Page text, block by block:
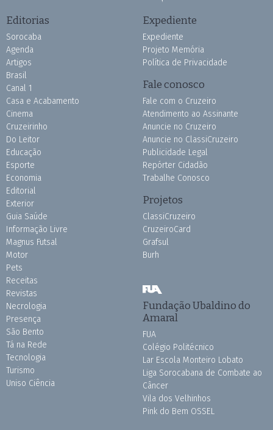
Editorias
Sorocaba
Agenda
Artigos
Brasil
Canal 1
Casa e Acabamento
Cinema
Cruzeirinho
Do Leitor
Educação
Esporte
Economia
Editorial
Exterior
Guia Saúde
Informação Livre
Magnus Futsal
Motor
Pets
Receitas
Revistas
Necrologia
Presença
São Bento
Tá na Rede
Tecnologia
Turismo
Uniso Ciência
Expediente
Expediente
Projeto Memória
Política de Privacidade
Fale conosco
Fale com o Cruzeiro
Atendimento ao Assinante
Anuncie no Cruzeiro
Anuncie no ClassiCruzeiro
Publicidade Legal
Repórter Cidadão
Trabalhe Conosco
Projetos
ClassiCruzeiro
CruzeiroCard
Grafsul
Burh
Fundação Ubaldino do
Amaral
FUA
Colégio Politécnico
Lar Escola Monteiro Lobato
Liga Sorocabana de Combate ao
Câncer
Vila dos Velhinhos
Pink do Bem OSSEL